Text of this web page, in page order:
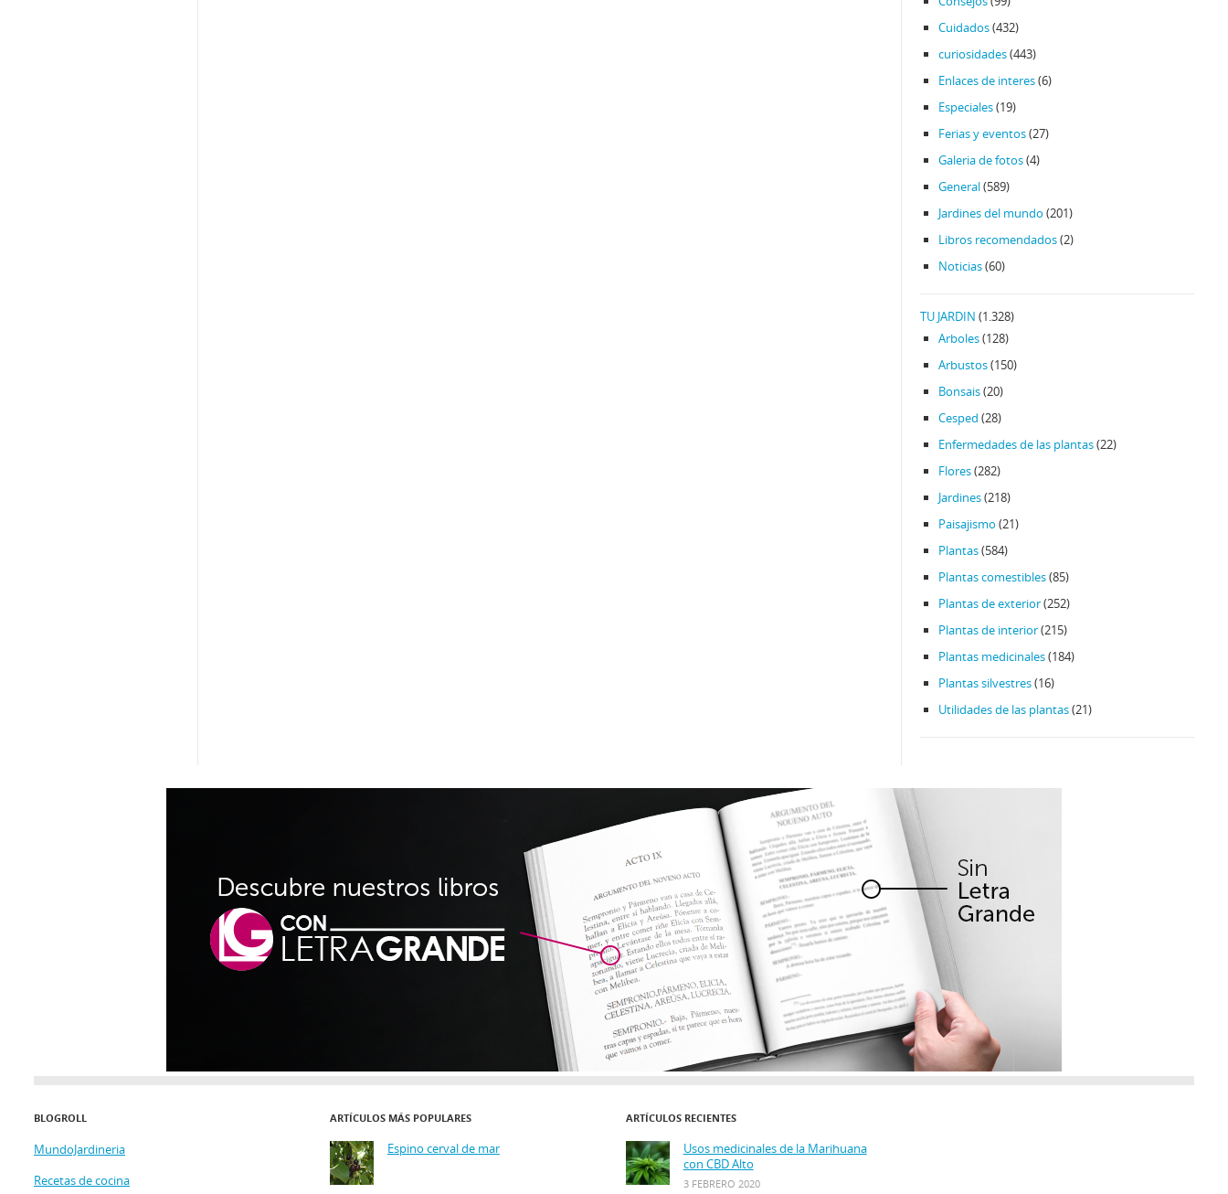
Cuidados(432)
curiosidades(443)
Enlaces de interes(6)
Especiales(19)
Ferias y eventos(27)
Galeria de fotos(4)
General(589)
Jardines del mundo (201)
Libros recomendados(2)
Noticias(60)
TU JARDIN (1.328)
Arboles(128)
Arbustos(150)
Bonsais(20)
Cesped (28)
Enfermedades de las plantas(22)
Flores(282)
Jardines(218)
Paisajismo (21)
Plantas(584)
Plantas comestibles(85)
Plantas de exterior(252)
Plantas de interior(215)
Plantas medicinales(184)
Plantas silvestres(16)
Utilidades de las plantas(21)
BLOGROLL
MundoJardineria
Recetas de cocina
ARTÍCULOS MÁS POPULARES
Espino cerval de mar
ARTÍCULOS RECIENTES
Usos medicinales de la Marihuana
con CBD Alto
3 FEBRERO 2020